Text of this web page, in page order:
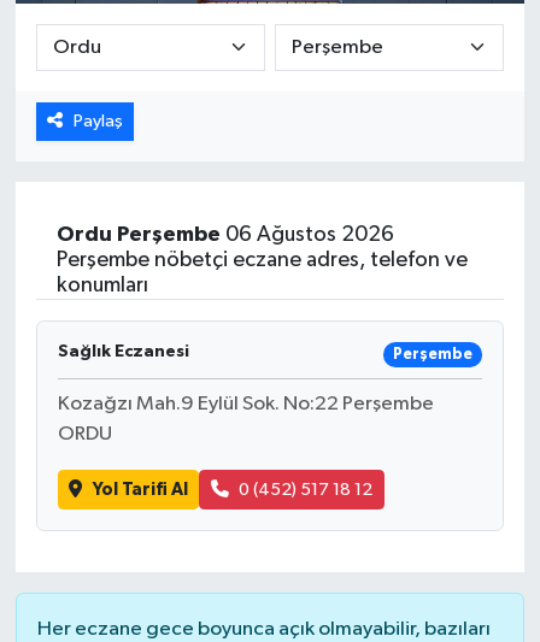
Paylaş
Ordu Perşembe 06 Ağustos 2026
Perşembe nöbetçi eczane adres, telefon ve
konumları
Sağlık Eczanesi Perşembe
Kozağzı Mah.9 Eylül Sok. No:22 Perşembe
ORDU
Yol Tarifi Al 0 (452) 517 18 12
Her eczane gece boyunca açık olmayabilir, bazıları
DÜNYA
EGE
EKOLOJİ VE ÇEVRE
BİLİM VE TEKNOLOJİ
GENEL
GÜNDEM
HABERDE İNSAN
KÜLTÜR SANAT
MAGAZİN